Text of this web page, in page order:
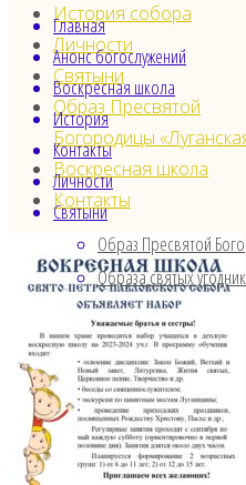
Главная
Анонс богослужений
Воскресная школа
История
Контакты
Личности
Святыни
Образ Пресвятой
Образа святых
История собора
Личности
Святыни
Образ Пресвятой
Богородицы
Воскресная школа
Контакты